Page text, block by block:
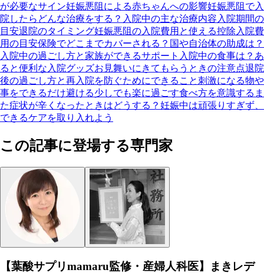
が必要なサイン妊娠悪阻による赤ちゃんへの影響妊娠悪阻で入
院したらどんな治療をする？ 入院中の主な治療内容 入院期間の
目安退院のタイミング妊娠悪阻の入院費用と使える控除 入院費
用の目安保険でどこまでカバーされる？ 国や自治体の助成は？
入院中の過ごし方と家族ができるサポート 入院中の食事は？ あ
ると便利な入院グッズお見舞いにきてもらうときの注意点退院
後の過ごし方と再入院を防ぐためにできること刺激になる物や
事をできるだけ避ける少しでも楽に過ごす食べ方を意識する ま
た症状が辛くなったときはどうする？ 妊娠中は頑張りすぎず、
できるケアを取り入れよう
この記事に登場する専門家
【葉酸サプリmamaru監修・産婦人科医】まきレデ